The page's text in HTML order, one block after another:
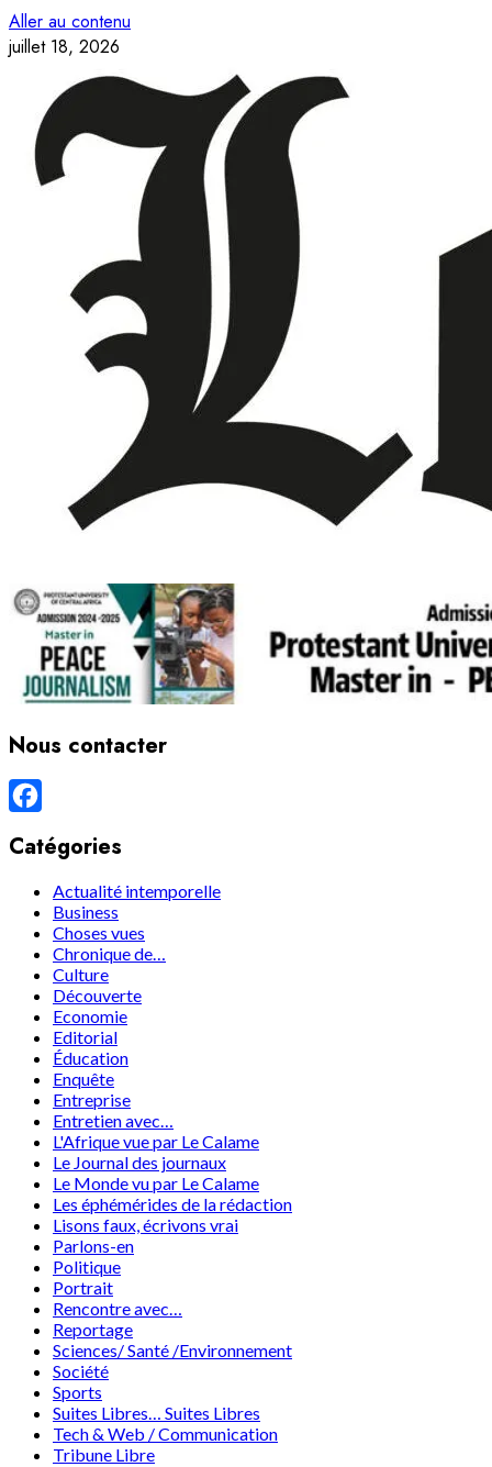
Aller au contenu
juillet 18, 2026
Nous contacter
Catégories
Actualité intemporelle
Business
Choses vues
Chronique de…
Culture
Découverte
Economie
Editorial
Éducation
Enquête
Entreprise
Entretien avec…
L'Afrique vue par Le Calame
Le Journal des journaux
Le Monde vu par Le Calame
Les éphémérides de la rédaction
Lisons faux, écrivons vrai
Parlons-en
Politique
Portrait
Rencontre avec…
Reportage
Sciences/ Santé /Environnement
Société
Sports
Suites Libres… Suites Libres
Tech & Web / Communication
Tribune Libre